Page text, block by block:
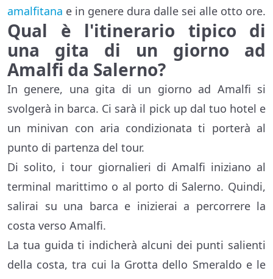
amalfitana e in genere dura dalle sei alle otto ore.
Qual è l'itinerario tipico di
una gita di un giorno ad
Amalfi da Salerno?
In genere, una gita di un giorno ad Amalfi si
svolgerà in barca. Ci sarà il pick up dal tuo hotel e
un minivan con aria condizionata ti porterà al
punto di partenza del tour.
Di solito, i tour giornalieri di Amalfi iniziano al
terminal marittimo o al porto di Salerno. Quindi,
salirai su una barca e inizierai a percorrere la
costa verso Amalfi.
La tua guida ti indicherà alcuni dei punti salienti
della costa, tra cui la Grotta dello Smeraldo e le